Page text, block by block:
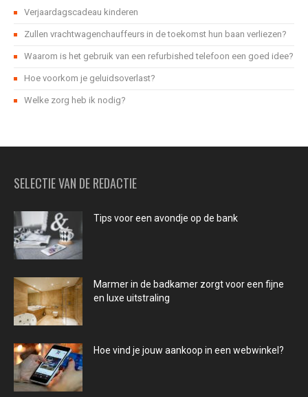
Verjaardagscadeau kinderen
Zullen vrachtwagenchauffeurs in de toekomst hun baan verliezen?
Waarom is het gebruik van een refurbished telefoon een goed idee?
Hoe voorkom je geluidsoverlast?
Welke zorg heb ik nodig?
SELECTIE VAN DE REDACTIE
Tips voor een avondje op de bank
Marmer in de badkamer zorgt voor een fijne
en luxe uitstraling
Hoe vind je jouw aankoop in een webwinkel?